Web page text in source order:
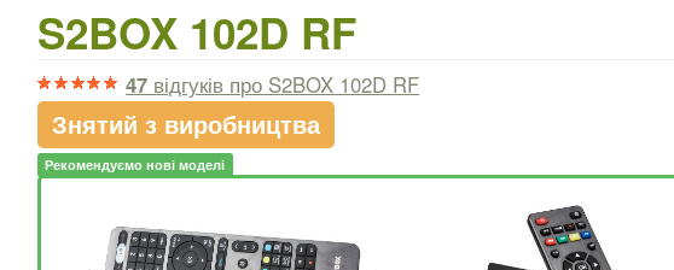
S2BOX 102D RF
47 відгуків про S2BOX 102D RF
Знятий з виробництва
Рекомендуємо нові моделі